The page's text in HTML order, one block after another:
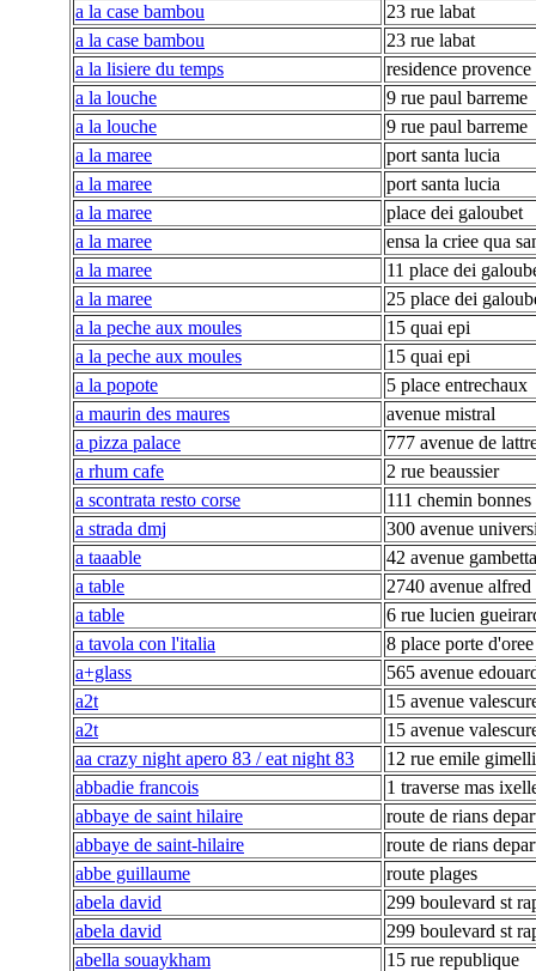
a la case bambou
23 rue labat
a la case bambou
23 rue labat
a la lisiere du temps
residence
a la louche
9 rue paul barreme
a la louche
9 rue paul barreme
a la maree
port santa lucia
a la maree
port santa lucia
a la maree
place dei galoubet
a la maree
ensa la criee qua
a la maree
11 place dei
a la maree
25 place dei
a la peche aux moules
15 quai epi
a la peche aux moules
15 quai epi
a la popote
5 place entrechaux
a maurin des maures
avenue mistral
a pizza palace
777 avenue de
a rhum cafe
2 rue beaussier
a scontrata resto corse
111 chemin bonnes
a strada dmj
300 avenue
a taaable
42 avenue gambetta
a table
2740 avenue alfred
a table
6 rue lucien
a tavola con l'italia
8 place porte d'oree
a+glass
565 avenue
a2t
15 avenue
a2t
15 avenue
aa crazy night apero 83 / eat night 83
12 rue emile gimelli
abbadie francois
1 traverse mas
abbaye de saint hilaire
route de rians
abbaye de saint-hilaire
route de rians
abbe guillaume
route plages
abela david
299 boulevard st
abela david
299 boulevard st
abella souaykham
15 rue republique